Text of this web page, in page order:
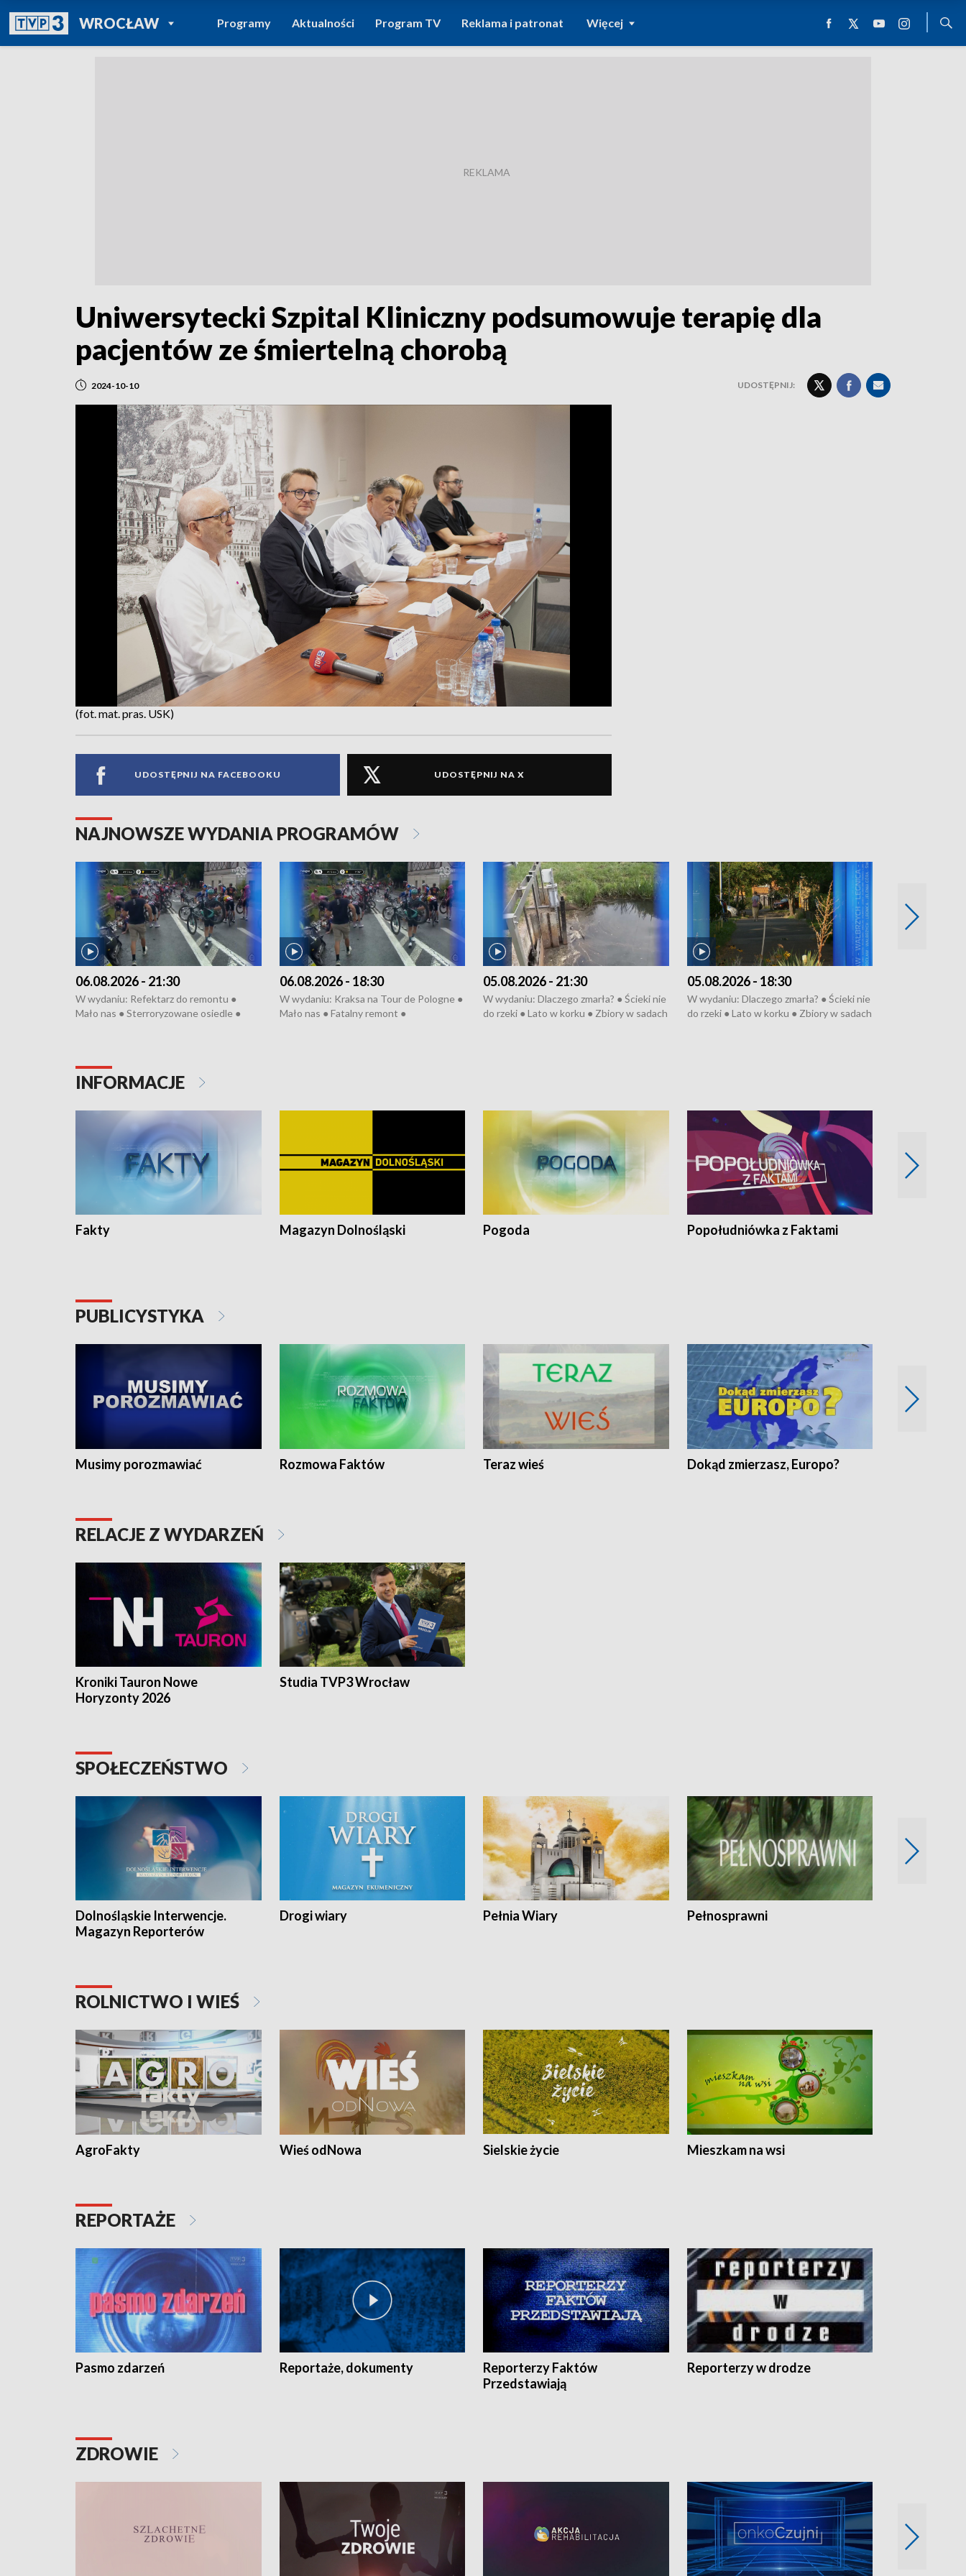
WROCŁAWPOWRÓT DO
TVP REGIONY
Programy Aktualności Program TV Reklama i patronat Więcej
Uniwersytecki Szpital Kliniczny podsumowuje terapię dla
pacjentów ze śmiertelną chorobą
2024-10-10 UDOSTĘPNIJ:
(fot. mat. pras. USK)
UDOSTĘPNIJ NA FACEBOOKU UDOSTĘPNIJ NA X
NAJNOWSZE WYDANIA PROGRAMÓW
06.08.2026 - 21:30
W wydaniu: Refektarz do remontu ●
Mało nas ● Sterroryzowane osiedle ●
Pologne
06.08.2026 - 18:30
W wydaniu: Kraksa na Tour de Pologne ●
Mało nas ● Fatalny remont ●
05.08.2026 - 21:30
W wydaniu: Dlaczego zmarła? ● Ścieki nie
do rzeki ● Lato w korku ● Zbiory w sadach
05.08.2026 - 18:30
W wydaniu: Dlaczego zmarła? ● Ścieki nie
do rzeki ● Lato w korku ● Zbiory w sadach
INFORMACJE
Fakty Magazyn Dolnośląski Pogoda Popołudniówka z Faktami
PUBLICYSTYKA
Musimy porozmawiać Rozmowa Faktów Teraz wieś Dokąd zmierzasz, Europo?
RELACJE Z WYDARZEŃ
Kroniki Tauron Nowe
Horyzonty 2026
Studia TVP3 Wrocław
SPOŁECZEŃSTWO
Dolnośląskie Interwencje.
Magazyn Reporterów
Drogi wiary Pełnia Wiary Pełnosprawni
ROLNICTWO I WIEŚ
AgroFakty Wieś odNowa Sielskie życie Mieszkam na wsi
REPORTAŻE
Pasmo zdarzeń Reportaże, dokumenty
Reporterzy Faktów
Przedstawiają
Reporterzy w drodze
ZDROWIE